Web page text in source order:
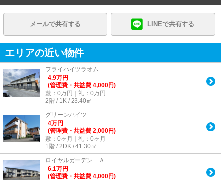
メールで共有する LINEで共有する
エリアの近い物件
フライハイツラオム
4.9万円
(管理費・共益費 4,000円)
敷：0万円｜礼：0万円
2階 / 1K / 23.40㎡
グリーンハイツ
4万円
(管理費・共益費 2,000円)
敷：0ヶ月｜礼：0ヶ月
1階 / 2DK / 41.30㎡
ロイヤルガーデン Ａ
6.1万円
(管理費・共益費 4,000円)